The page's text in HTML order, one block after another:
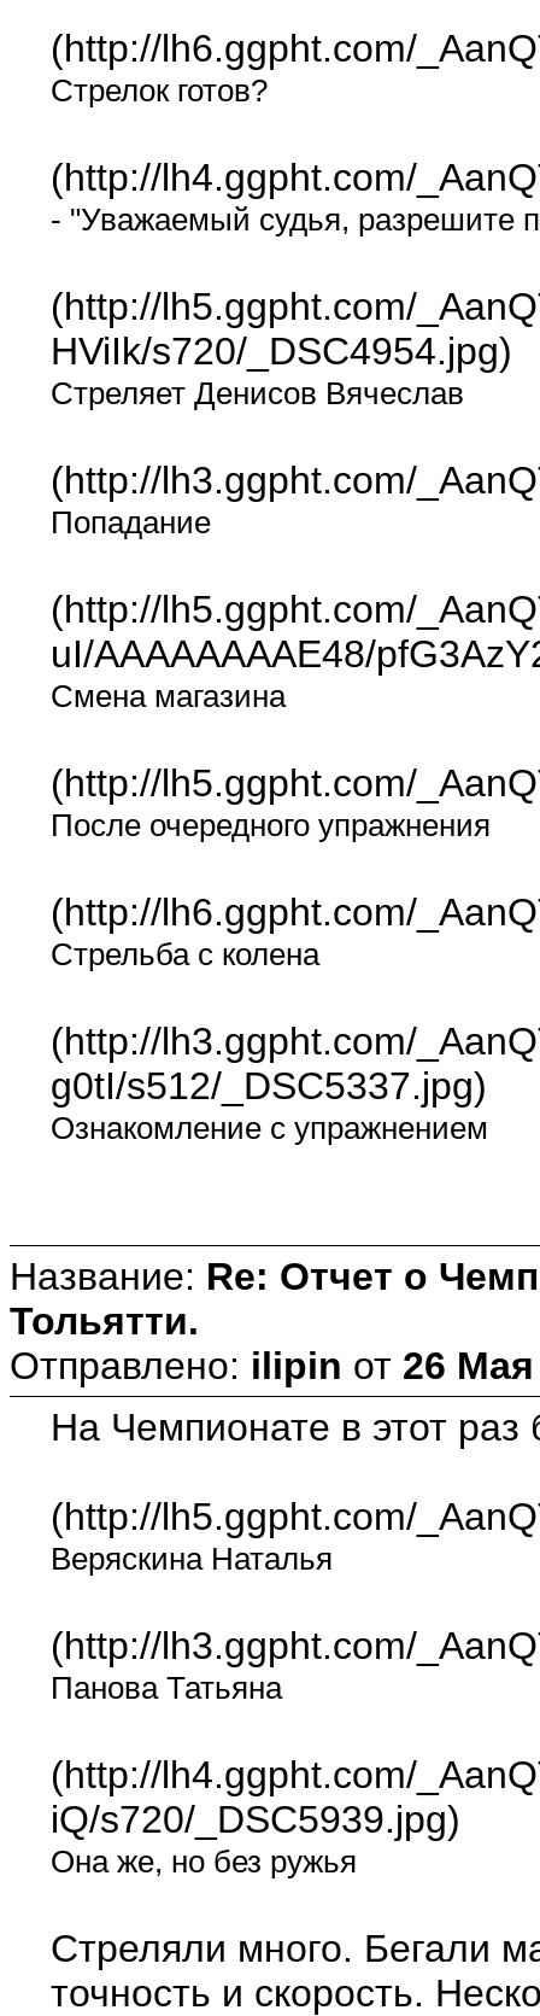
(http://lh6.ggpht.com/
Стрелок готов?
(http://lh4.ggpht.com/
- "Уважаемый судья, разрешите
(http://lh5.ggpht.com/
HViIk/s720/_DSC4954.jpg)
Стреляет Денисов Вячеслав
(http://lh3.ggpht.com/
Попадание
(http://lh5.ggpht.com/
uI/AAAAAAAAE48/
Смена магазина
(http://lh5.ggpht.com/
После очередного упражнения
(http://lh6.ggpht.com/
Стрельба с колена
(http://lh3.ggpht.com/
g0tI/s512/_DSC5337.jpg)
Ознакомление с упражнением
Название: Re: Отчет о
Тольятти.
Отправлено: ilipin от 26 Мая
На Чемпионате в этот
(http://lh5.ggpht.com/
Веряскина Наталья
(http://lh3.ggpht.com/
Панова Татьяна
(http://lh4.ggpht.com/
iQ/s720/_DSC5939.jpg)
Она же, но без ружья
Стреляли много. Бегали
точность и скорость.